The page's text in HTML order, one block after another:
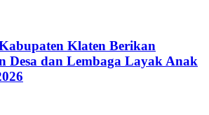
Klaten Berikan
Desa dan Lembaga Layak Anak